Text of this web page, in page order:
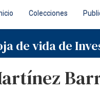
Colecciones
de vida de